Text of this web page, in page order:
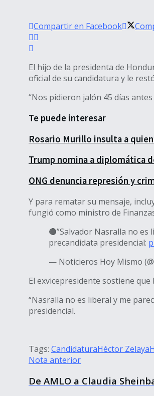
Compartir en Facebook
El hijo de la presidenta de
oficial de su candidatura y le
“Nos pidieron jalón 45 días
Te puede interesar
Rosario Murillo insulta a
Trump nomina a diplomática
ONG denuncia represión y
Y para rematar su mensaje,
fungió como ministro de
🔴”Salvador Nasralla no
precandidata presidencial:
— Noticieros Hoy Mismo
El exvicepresidente sostiene
“Nasralla no es liberal y me
presidencial.
Tags: CandidaturaHéctor Zelaya
Nota anterior
De AMLO a Claudia